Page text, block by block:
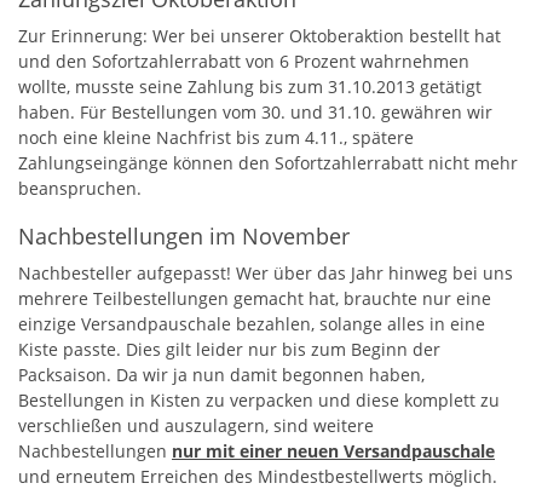
Zur Erinnerung: Wer bei unserer Oktoberaktion bestellt hat
und den Sofortzahlerrabatt von 6 Prozent wahrnehmen
wollte, musste seine Zahlung bis zum 31.10.2013 getätigt
haben. Für Bestellungen vom 30. und 31.10. gewähren wir
noch eine kleine Nachfrist bis zum 4.11., spätere
Zahlungseingänge können den Sofortzahlerrabatt nicht mehr
beanspruchen.
Nachbestellungen im November
Nachbesteller aufgepasst! Wer über das Jahr hinweg bei uns
mehrere Teilbestellungen gemacht hat, brauchte nur eine
einzige Versandpauschale bezahlen, solange alles in eine
Kiste passte. Dies gilt leider nur bis zum Beginn der
Packsaison. Da wir ja nun damit begonnen haben,
Bestellungen in Kisten zu verpacken und diese komplett zu
verschließen und auszulagern, sind weitere
Nachbestellungen nur mit einer neuen Versandpauschale
und erneutem Erreichen des Mindestbestellwerts möglich.